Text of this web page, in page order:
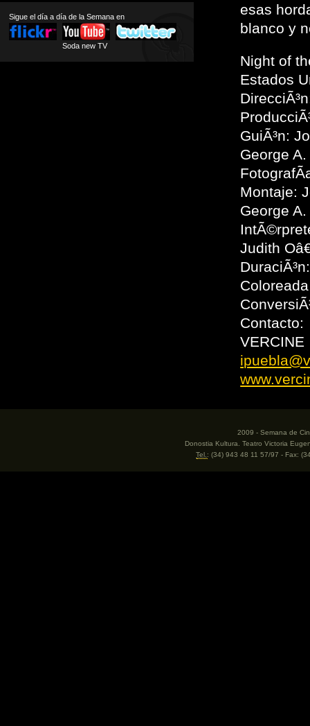
Sigue el día a día de la Semana en
Soda new TV
esas
blanco y
Night of
Estados
GuiÃ³n:
George
Montaje:
George
Judith
Contacto:
VERCINE
2009 - Semana de
Donostia Kultura. Teatro Victoria
Tel. : (34) 943 48 11 57/97 - Fax: